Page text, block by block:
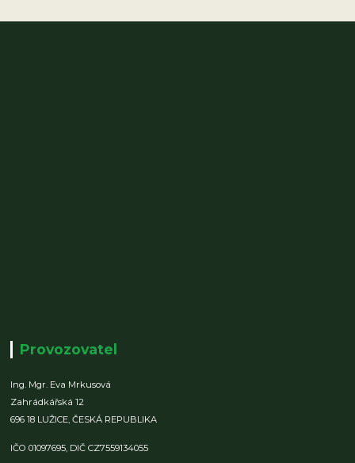
Provozovatel
Ing. Mgr. Eva Mrkusová
Zahrádkářská 12
696 18 LUŽICE,ČESKÁ REPUBLIKA
IČO 01097695, DIČ CZ7559134055